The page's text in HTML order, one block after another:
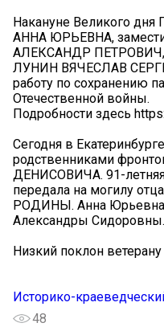
Накануне Великого
АННА ЮРЬЕВНА,
АЛЕКСАНДР ПЕТРОВИЧ,
ЛУНИН ВЯЧЕСЛАВ
работу по сохранению
Отечественной войны.
Подробности здесь
Сегодня в
родственниками
ДЕНИСОВИЧА. 91-летняя
передала на могилу
РОДИНЫ. Анна Юрьевна
Александры Сидоровны.
Низкий поклон ветерану
Историко-
48